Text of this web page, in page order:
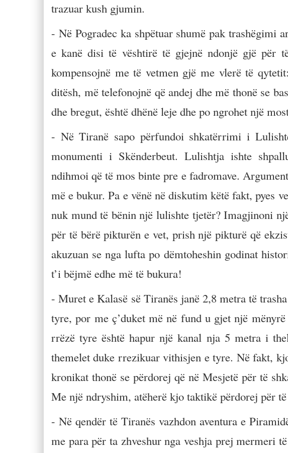
trazuar kush gjumin.
- Në Pogradec ka shpëtuar shumë pak trashëgimi
e kanë disi të vështirë të gjejnë ndonjë gjë për
kompensojnë me të vetmen gjë me vlerë të
ditësh, më telefonojnë që andej dhe më thonë se
dhe bregut, është dhënë leje dhe po ngrohet një
- Në Tiranë sapo përfundoi shkatërrimi i
monumenti i Skënderbeut. Lulishtja ishte
ndihmoi që të mos binte pre e fadromave.
më e bukur. Pa e vënë në diskutim këtë fakt, pyes
nuk mund të bënin një lulishte tjetër? Imagjinoni
për të bërë pikturën e vet, prish një pikturë që
akuzuan se nga lufta po dëmtoheshin godinat
t’i bëjmë edhe më të bukura!
- Muret e Kalasë së Tiranës janë 2,8 metra të
tyre, por me ç’duket më në fund u gjet një
rrëzë tyre është hapur një kanal nja 5 metra i
themelet duke rrezikuar vithisjen e tyre. Në fakt,
kronikat thonë se përdorej që në Mesjetë për të
Me një ndryshim, atëherë kjo taktikë përdorej për
- Në qendër të Tiranës vazhdon aventura e
me para për ta zhveshur nga veshja prej mermeri